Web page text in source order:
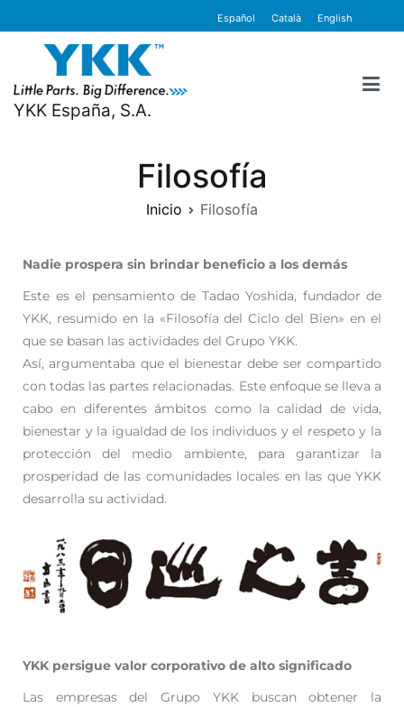
Español Català English
YKK España, S.A.
Filosofía
Inicio Filosofía
Nadie prospera sin brindar beneficio a los demás
Este es el pensamiento de Tadao Yoshida, fundador de
YKK, resumido en la «Filosofía del Ciclo del Bien» en el
que se basan las actividades del Grupo YKK.
Así, argumentaba que el bienestar debe ser compartido
con todas las partes relacionadas. Este enfoque se lleva a
cabo en diferentes ámbitos como la calidad de vida,
bienestar y la igualdad de los individuos y el respeto y la
protección del medio ambiente, para garantizar la
prosperidad de las comunidades locales en las que YKK
desarrolla su actividad.
YKK persigue valor corporativo de alto significado
Las empresas del Grupo YKK buscan obtener la